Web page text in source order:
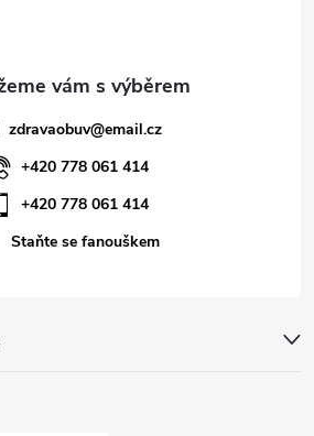
zdravaobuv@email.cz
+420 778 061 414
+420 778 061 414
Staňte se fanouškem